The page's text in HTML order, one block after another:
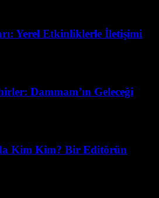
Yerel Etkinliklerle İletişimi
Dammam’ın Geleceği
Kim Kim? Bir Editörün